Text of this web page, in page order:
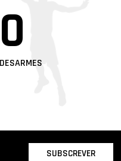
0
DESARMES
SUBSCREVER